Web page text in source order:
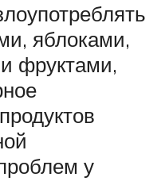
яблоками,
фруктами,
у